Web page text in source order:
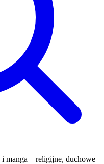
manga – religijne, duchowe